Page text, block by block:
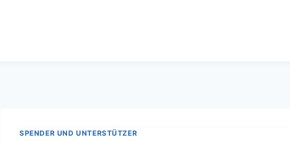
SPENDER UND UNTERSTÜTZER